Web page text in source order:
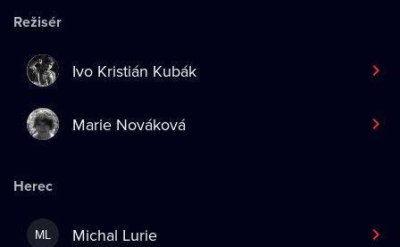
Režisér
Ivo Kristián Kubák
Marie Nováková
Herec
ML Michal Lurie